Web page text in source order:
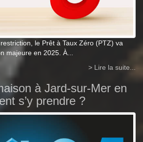
le Prêt à Taux Zéro (PTZ) va
majeure en 2025. À...
> Lire la suite...
à Jard-sur-Mer en
s’y prendre ?